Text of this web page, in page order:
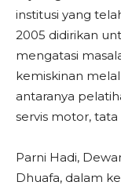
institusi yang
2005 didirikan
mengatasi
kemiskinan
antaranya
servis motor, tata
Parni Hadi,
Dhuafa, dalam